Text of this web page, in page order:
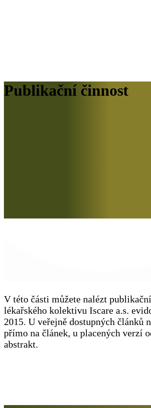
Publikační činnost
V této části můžete nalézt
lékařského kolektivu Iscare a.s.
2015. U veřejně dostupných článků
přímo na článek, u placených verzí
abstrakt.